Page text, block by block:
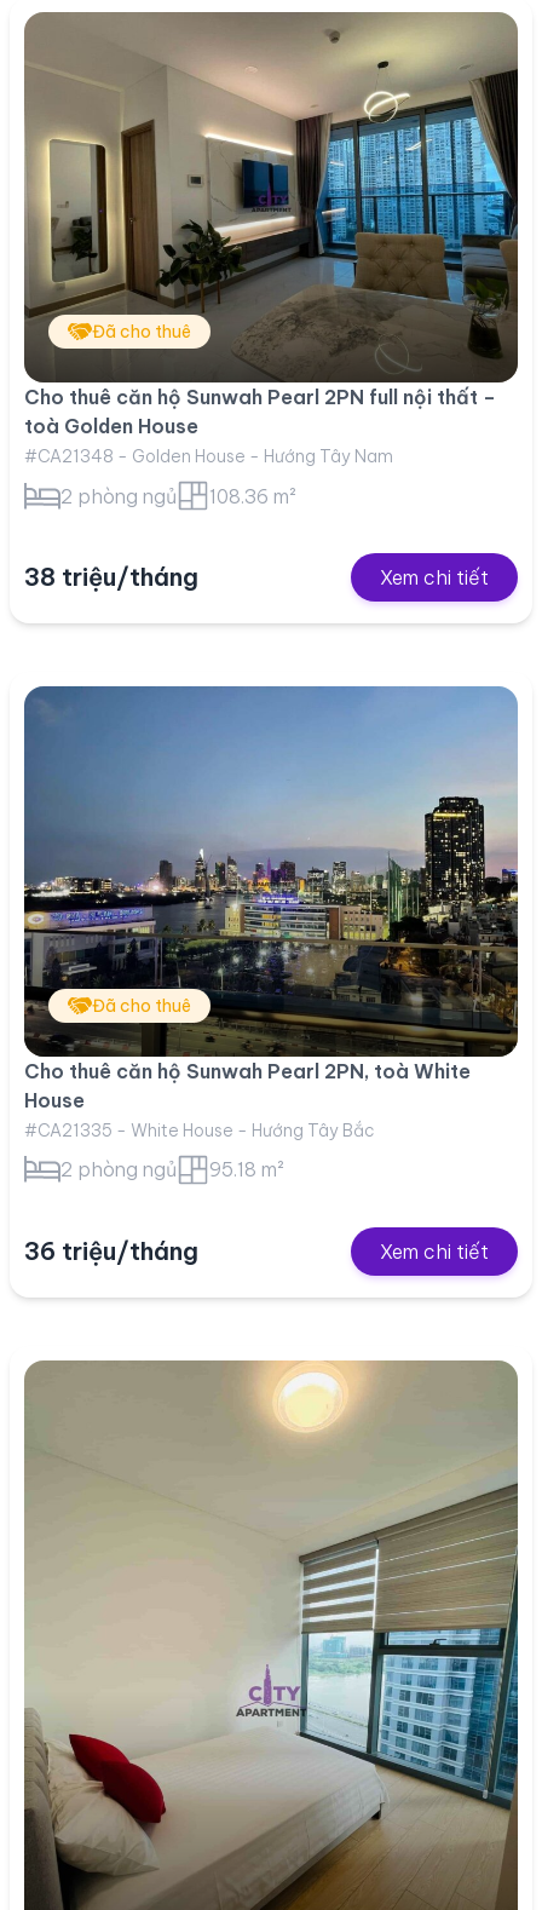
Đã cho thuê
Cho thuê căn hộ Sunwah Pearl 2PN full nội thất –
toà Golden House
#CA21348 - Golden House - Hướng Tây Nam
2 phòng ngủ 108.36 m²
38 triệu/tháng Xem chi tiết
Đã cho thuê
Cho thuê căn hộ Sunwah Pearl 2PN, toà White
House
#CA21335 - White House - Hướng Tây Bắc
2 phòng ngủ 95.18 m²
36 triệu/tháng Xem chi tiết